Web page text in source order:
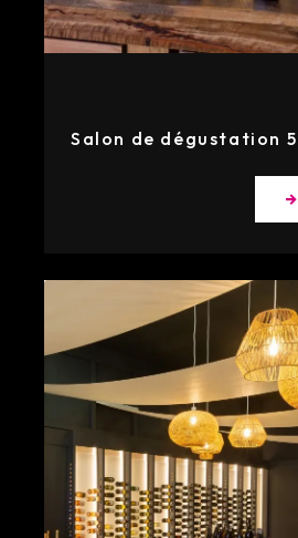
Salon de dégustation 5